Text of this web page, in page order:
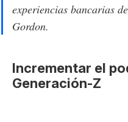
experiencias bancarias
Gordon.
Incrementar el
Generación-Z